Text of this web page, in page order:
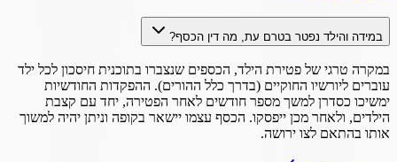
במידה והילד נפטר בטרם עת, מה דין הכסף?
במקרה טרגי של פטירת הילד, הכספים שנצברו בתוכנית חיסכון לכל ילד
עוברים ליורשיו החוקיים (בדרך כלל ההורים). ההפקדות החודשיות
ימשיכו כסדרן למשך מספר חודשים לאחר הפטירה, יחד עם קצבת
הילדים, ולאחר מכן ייפסקו. הכסף עצמו יישאר בקופה וניתן יהיה למשוך
אותו בהתאם לצו ירושה.